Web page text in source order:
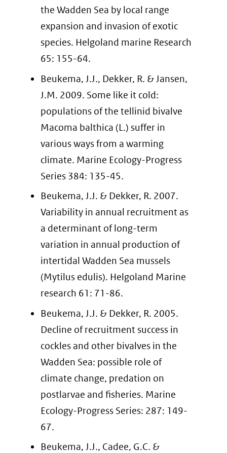
the Wadden Sea by local range
expansion and invasion of exotic
species. Helgoland marine Research
65: 155-64.
Beukema, J.J., Dekker, R. & Jansen,
J.M. 2009. Some like it cold:
populations of the tellinid bivalve
Macoma balthica (L.) suffer in
various ways from a warming
climate. Marine Ecology-Progress
Series 384: 135-45.
Beukema, J.J. & Dekker, R. 2007.
Variability in annual recruitment as
a determinant of long-term
variation in annual production of
intertidal Wadden Sea mussels
(Mytilus edulis). Helgoland Marine
research 61: 71-86.
Beukema, J.J. & Dekker, R. 2005.
Decline of recruitment success in
cockles and other bivalves in the
Wadden Sea: possible role of
climate change, predation on
postlarvae and fisheries. Marine
Ecology-Progress Series: 287: 149-
67.
Beukema, J.J., Cadee, G.C. &